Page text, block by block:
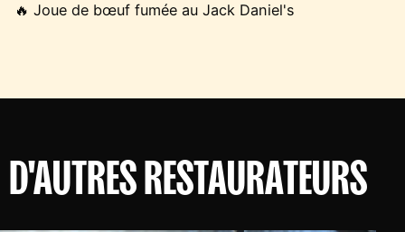
🔥 Joue de bœuf fumée au Jack Daniel's
D'AUTRES RESTAURATEURS